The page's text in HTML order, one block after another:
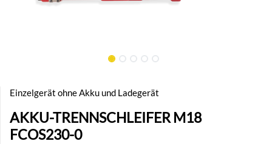
Einzelgerät ohne Akku und Ladegerät
AKKU-TRENNSCHLEIFER M18
FCOS230-0